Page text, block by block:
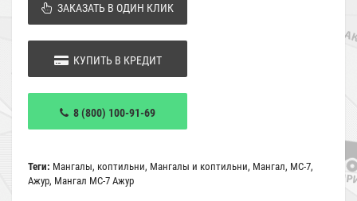
ЗАКАЗАТЬ В ОДИН КЛИК
КУПИТЬ В КРЕДИТ
8 (800) 100-91-69
Теги: Мангалы, коптильни, Мангалы и коптильни, Мангал, МС-7,
Ажур, Мангал МС-7 Ажур